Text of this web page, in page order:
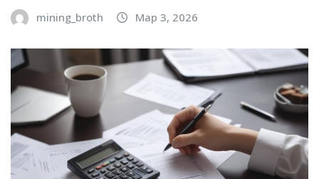
mining_broth Мар 3, 2026